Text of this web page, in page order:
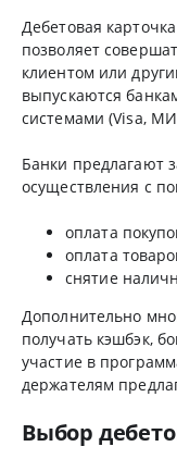
Дебетовая
позволяет
клиентом или
выпускаются
системами (Visa,
Банки предлагают
осуществления с
оплата
оплата
снятие
Дополнительно
получать кэшбэк,
участие в
держателям
Выбор